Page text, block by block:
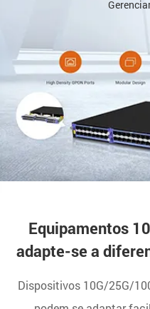
Equipamentos
adapte-se a
Dispositivos 10G/25G/